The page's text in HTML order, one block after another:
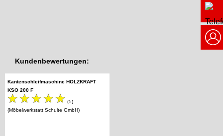
Kundenbewertungen:
Kantenschleifmaschine HOLZKRAFT
KSO 200 F
(5)
(Möbelwerkstatt Schulte GmbH)